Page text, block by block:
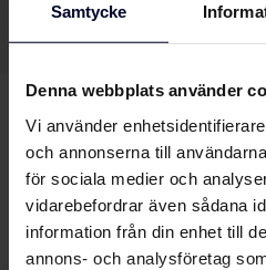
Samtycke
Denna webbplats använder
Vi använder
och annonserna till
för sociala medier och
vidarebefordrar även sådana
information från din enhet till
annons- och analysföretag
Kan vi
något